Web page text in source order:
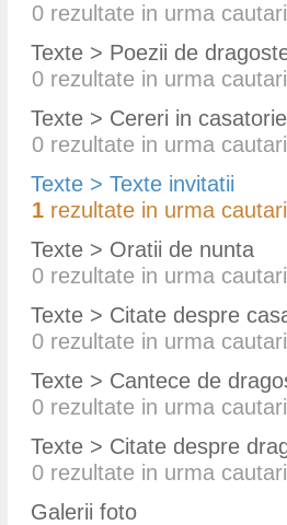
0 rezultate in urma
Texte > Poezii de
0 rezultate in urma
Texte > Cereri in casatorie
0 rezultate in urma
Texte > Texte invitatii
1 rezultate in urma
Texte > Oratii de nunta
0 rezultate in urma
Texte > Citate despre
0 rezultate in urma
Texte > Cantece de
0 rezultate in urma
Texte > Citate despre
0 rezultate in urma
Galerii foto